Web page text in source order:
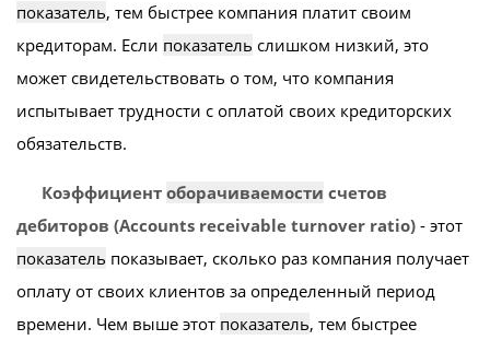
показатель, тем быстрее компания платит своим
кредиторам. Если показатель слишком низкий, это
может свидетельствовать о том, что компания
испытывает трудности с оплатой своих кредиторских
обязательств.
Коэффициент оборачиваемости счетов
дебиторов (Accounts receivable turnover ratio) - этот
показатель показывает, сколько раз компания получает
оплату от своих клиентов за определенный период
времени. Чем выше этот показатель, тем быстрее